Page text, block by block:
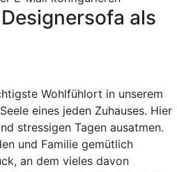
als
Wohlfühlort in unserem
eines jeden Zuhauses. Hier
stressigen Tagen ausatmen.
und Familie gemütlich
an dem vieles davon